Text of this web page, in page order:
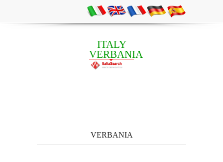
ITALY
VERBANIA
VERBANIA